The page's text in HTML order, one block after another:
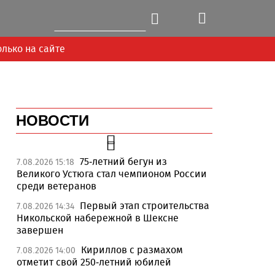
на сайте
НОВОСТИ
7.08.2026 15:18 75-летний бегун из
Великого Устюга стал чемпионом России
среди ветеранов
7.08.2026 14:34 Первый этап строительства
Никольской набережной в Шексне
завершен
7.08.2026 14:00
Кириллов с размахом
отметит свой 250-летний юбилей